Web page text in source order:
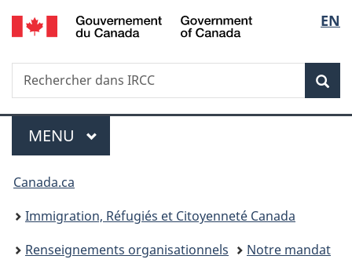
Passer
au
Passer
à
du
Passer
à
simplifiée
de
la
EN
Recherche
Rechercher
dans
Menu
MENU PRINCIPAL
Vous
êtes
ici :
Canada.ca
Immigration, Réfugiés et Citoyenneté Canada
Renseignements organisationnels
Notre mandat